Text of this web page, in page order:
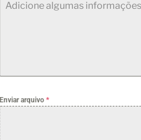
Enviar arquivo *